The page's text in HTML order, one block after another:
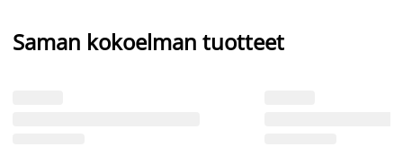
Saman kokoelman tuotteet